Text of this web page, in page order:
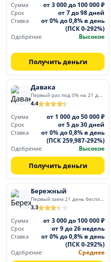
Сумма
от 3 000 до 100 000 ₽
Срок от 7 до 98 дней
Ставка
от 0% до 0,8% в день
(ПСК 0-292%)
Одобрение Высокое
Получить деньги
Давака
Первый раз под 0% на 21 день
4.4
Сумма
от 1 000 до 50 000 ₽
Срок от 5 до 30 дней
Ставка
от 0% до 0,8% в день
(ПСК 259,987-292%)
Одобрение Высокое
Получить деньги
Бережный
Первый заем 21 день бесплатно
3.3
Сумма
от 3 000 до 100 000 ₽
Срок от 9 до 26 недель
Ставка
от 0% до 0,8% в день
(ПСК 0-292%)
Одобрение Среднее